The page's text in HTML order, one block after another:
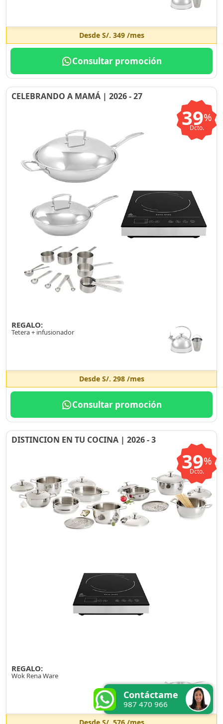
Desde S/. 349/mes
Consultar promoción
CELEBRANDO A MAMÁ | 2026 - 27
39%
Dcto.
REGALO:
Tetera + infusionador
Desde S/. 298/mes
Consultar promoción
DISTINCION EN TU COCINA | 2026 - 3
39%
Dcto.
REGALO:
Wok Rena Ware
Contáctame
987 470 966